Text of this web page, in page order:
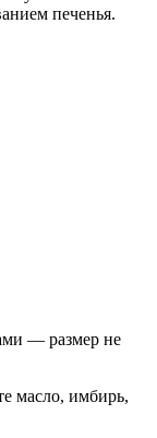
печенья.
— размер не
масло, имбирь,